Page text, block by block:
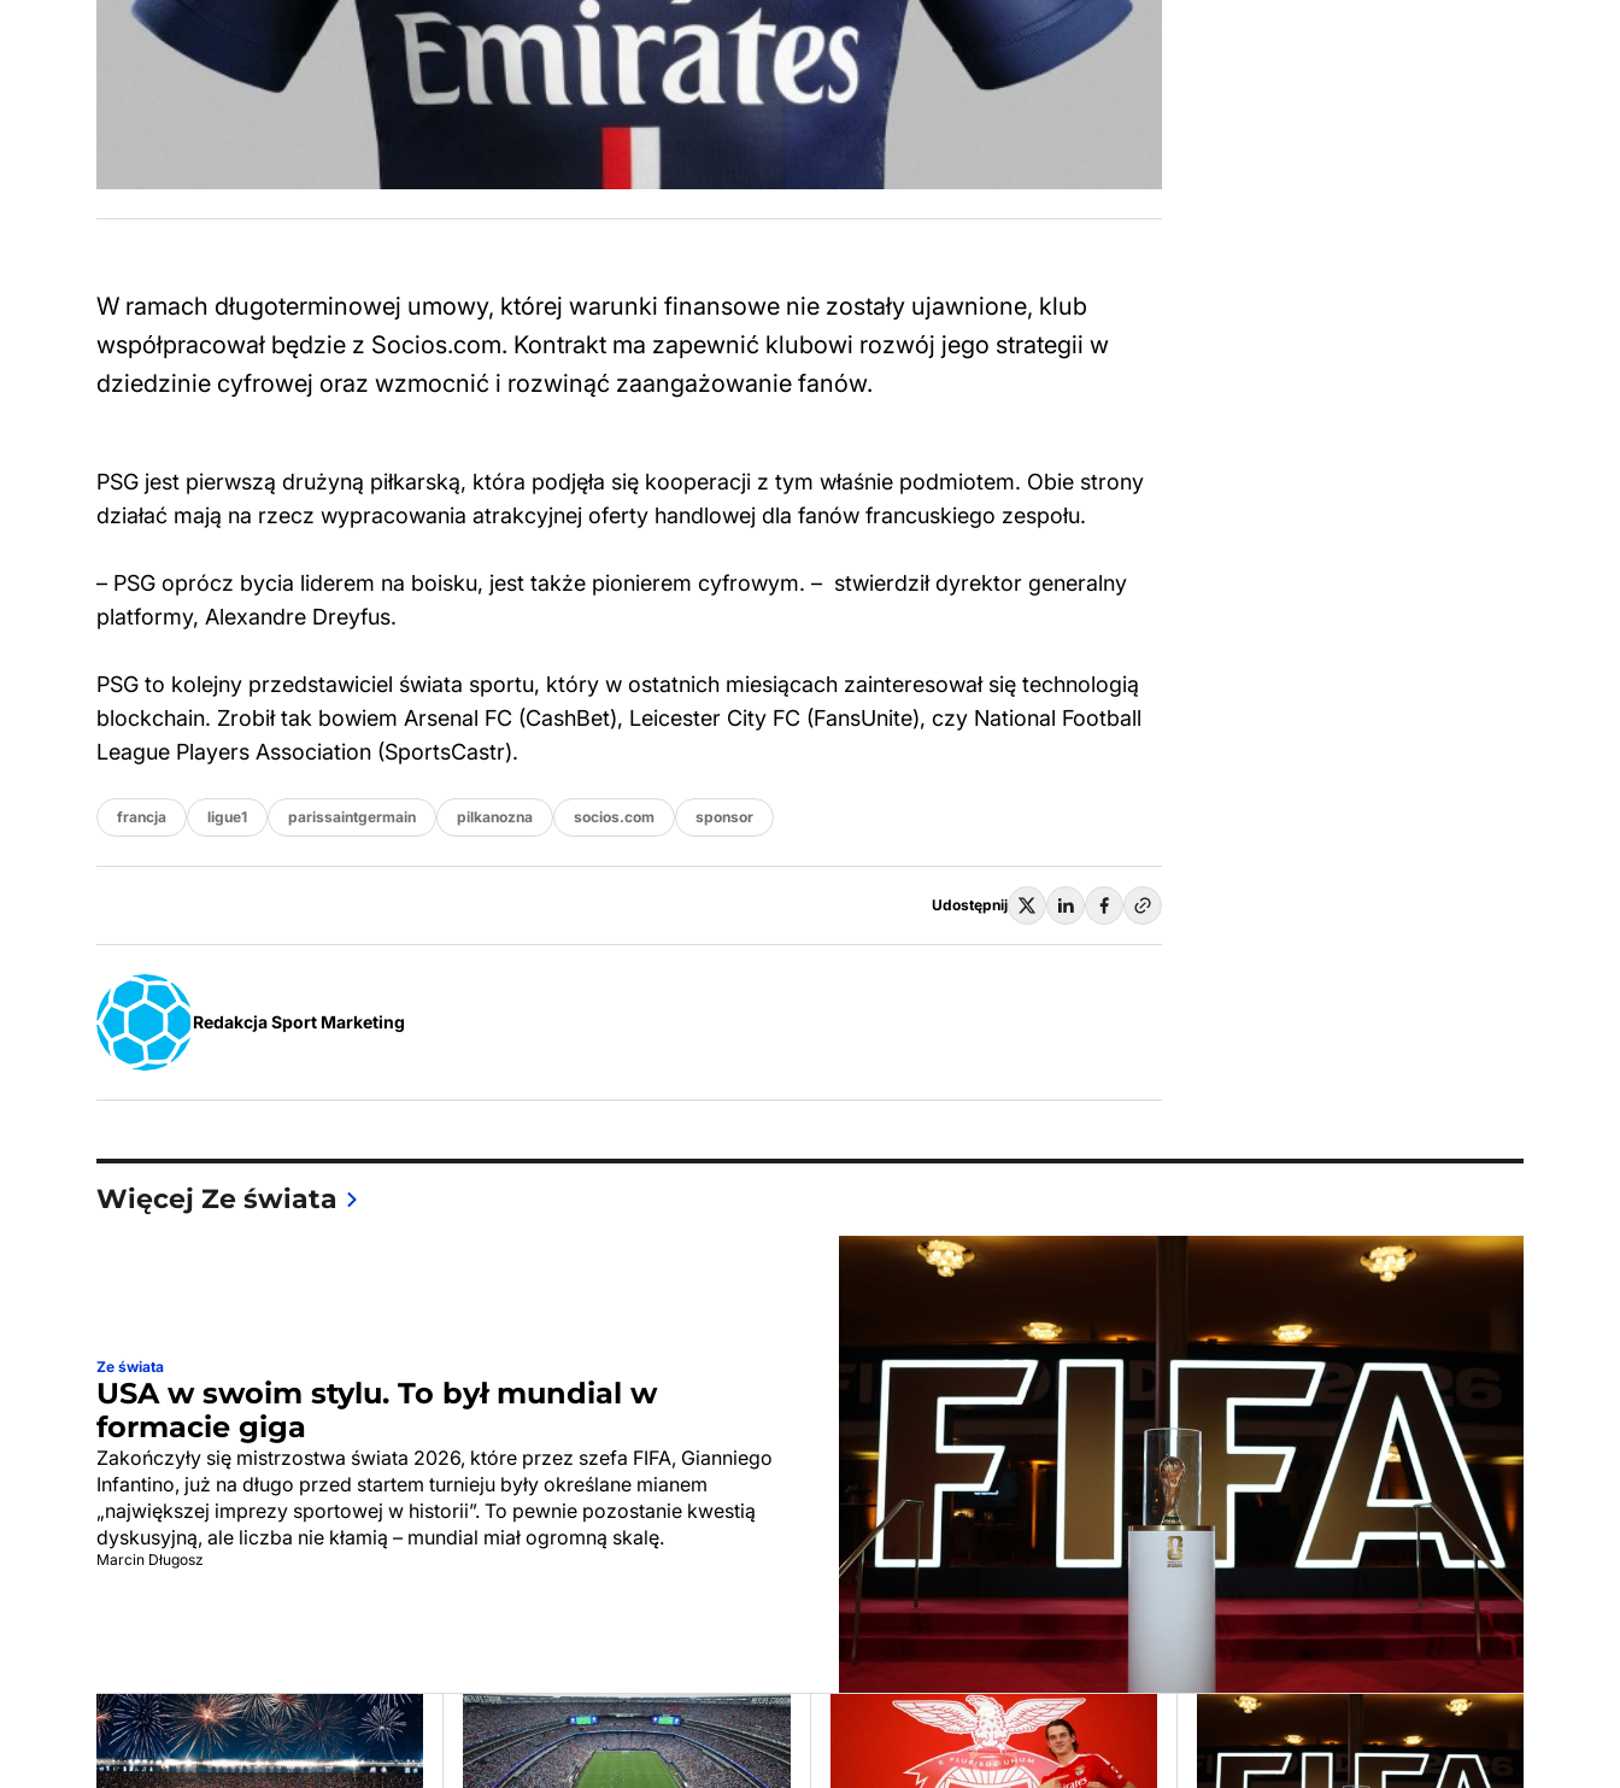
W ramach długoterminowej umowy, której warunki finansowe nie zostały ujawnione, klub
współpracował będzie z Socios.com. Kontrakt ma zapewnić klubowi rozwój jego strategii w
dziedzinie cyfrowej oraz wzmocnić i rozwinąć zaangażowanie fanów.
PSG jest pierwszą drużyną piłkarską, która podjęła się kooperacji z tym właśnie podmiotem. Obie strony
działać mają na rzecz wypracowania atrakcyjnej oferty handlowej dla fanów francuskiego zespołu.
– PSG oprócz bycia liderem na boisku, jest także pionierem cyfrowym. – stwierdził dyrektor generalny
platformy, Alexandre Dreyfus.
PSG to kolejny przedstawiciel świata sportu, który w ostatnich miesiącach zainteresował się technologią
blockchain. Zrobił tak bowiem Arsenal FC (CashBet), Leicester City FC (FansUnite), czy National Football
League Players Association (SportsCastr).
francja ligue1 parissaintgermain pilkanozna socios.com sponsor
Udostępnij
Redakcja Sport Marketing
Więcej Ze świata
Ze świata
USA w swoim stylu. To był mundial w
formacie giga
Zakończyły się mistrzostwa świata 2026, które przez szefa FIFA, Gianniego
Infantino, już na długo przed startem turnieju były określane mianem
„największej imprezy sportowej w historii”. To pewnie pozostanie kwestią
dyskusyjną, ale liczba nie kłamią – mundial miał ogromną skalę.
Marcin Długosz